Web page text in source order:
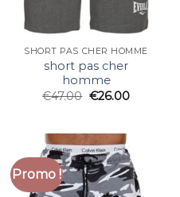
SHORT PAS CHER HOMME
short pas cher
homme
€47.00 €26.00
Promo !